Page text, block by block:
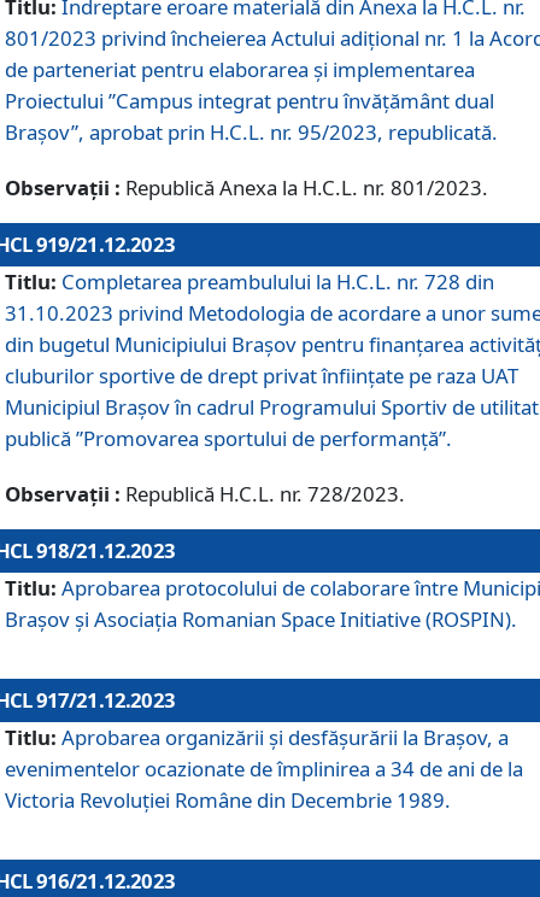
Titlu: Îndreptare eroare materială din Anexa la H.C.L. nr.
801/2023 privind încheierea Actului adițional nr. 1 la
de parteneriat pentru elaborarea și implementarea
Proiectului ”Campus integrat pentru învățământ dual
Brașov”, aprobat prin H.C.L. nr. 95/2023, republicată.
Observații : Republică Anexa la H.C.L. nr. 801/2023.
919/21.12.2023
Titlu: Completarea preambulului la H.C.L. nr. 728 din
31.10.2023 privind Metodologia de acordare a unor
din bugetul Municipiului Brașov pentru finanțarea
cluburilor sportive de drept privat înființate pe raza UAT
Municipiul Brașov în cadrul Programului Sportiv de
publică ”Promovarea sportului de performanță”.
Observații : Republică H.C.L. nr. 728/2023.
918/21.12.2023
Titlu: Aprobarea protocolului de colaborare între
Brașov și Asociația Romanian Space Initiative (ROSPIN).
917/21.12.2023
Titlu: Aprobarea organizării şi desfăşurării la Braşov, a
evenimentelor ocazionate de împlinirea a 34 de ani de la
Victoria Revoluţiei Române din Decembrie 1989.
916/21.12.2023